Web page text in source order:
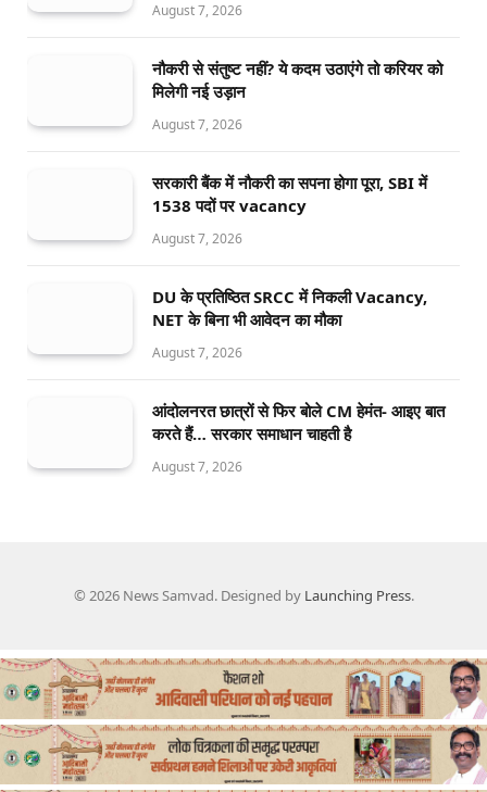
August 7, 2026
नौकरी से संतुष्ट नहीं? ये कदम उठाएंगे तो करियर को
मिलेगी नई उड़ान
August 7, 2026
सरकारी बैंक में नौकरी का सपना होगा पूरा, SBI में
1538 पदों पर vacancy
August 7, 2026
DU के प्रतिष्ठित SRCC में निकली Vacancy,
NET के बिना भी आवेदन का मौका
August 7, 2026
आंदोलनरत छात्रों से फिर बोले CM हेमंत- आइए बात
करते हैं… सरकार समाधान चाहती है
August 7, 2026
© 2026 News Samvad. Designed by Launching Press.